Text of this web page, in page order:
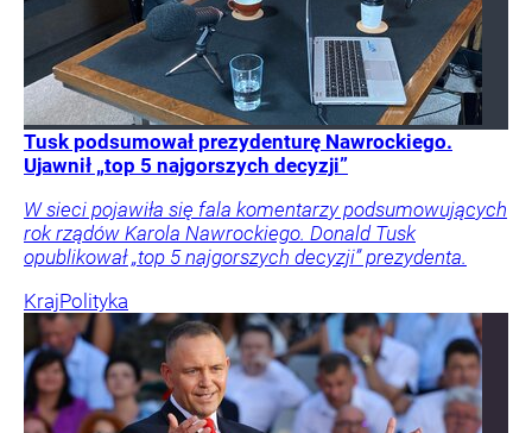
Tusk podsumował prezydenturę Nawrockiego.
Ujawnił „top 5 najgorszych decyzji”
W sieci pojawiła się fala komentarzy podsumowujących
rok rządów Karola Nawrockiego. Donald Tusk
opublikował „top 5 najgorszych decyzji” prezydenta.
KrajPolityka